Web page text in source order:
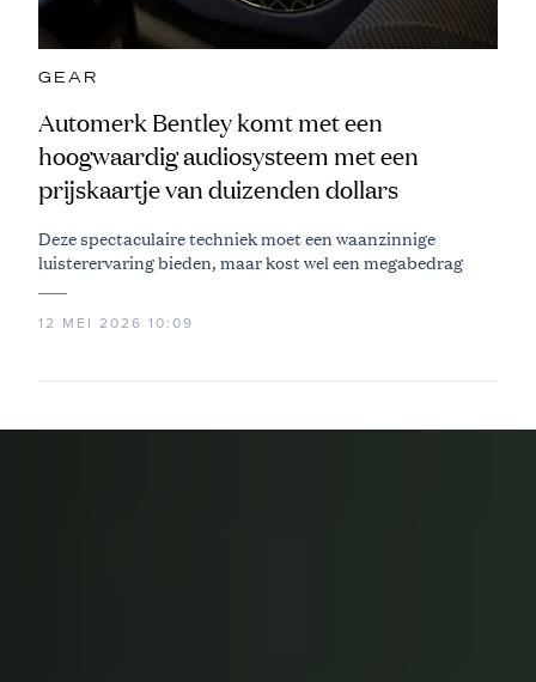
GEAR
Automerk Bentley komt met een
hoogwaardig audiosysteem met een
prijskaartje van duizenden dollars
Deze spectaculaire techniek moet een waanzinnige
luisterervaring bieden, maar kost wel een megabedrag
12 MEI 2026 10:09